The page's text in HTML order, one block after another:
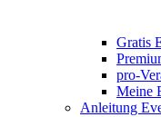
Gratis
pro-
Meine
Anleitung